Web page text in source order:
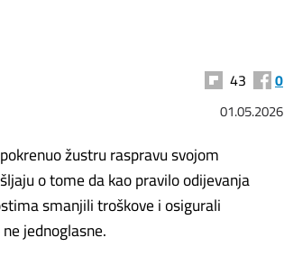
43 0
01.05.2026
žustru raspravu svojom
o tome da kao pravilo odijevanja
smanjili troškove i osigurali
jednoglasne.